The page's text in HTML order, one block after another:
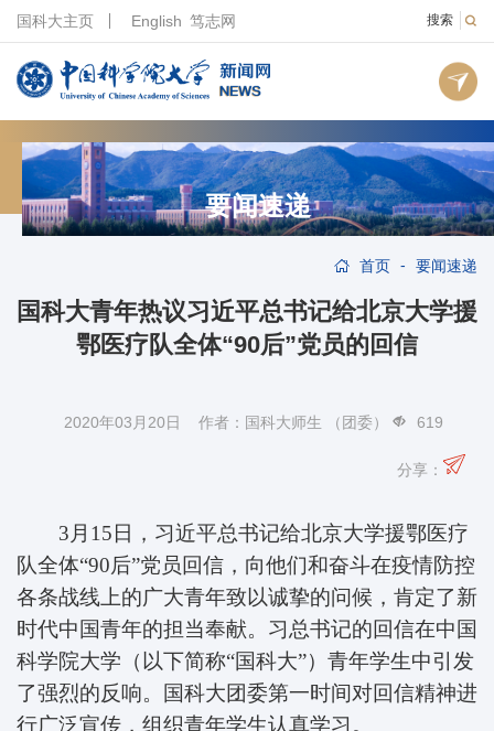
搜索
国科大主页 English 笃志网
要闻速递
首页 - 要闻速递
国科大青年热议习近平总书记给北京大学援
鄂医疗队全体“90后”党员的回信
2020年03月20日 作者：国科大师生 （团委） 619
分享：
3月15日，习近平总书记给北京大学援鄂医疗
队全体“90后”党员回信，向他们和奋斗在疫情防控
各条战线上的广大青年致以诚挚的问候，肯定了新
时代中国青年的担当奉献。习总书记的回信在中国
科学院大学（以下简称“国科大”）青年学生中引发
了强烈的反响。国科大团委第一时间对回信精神进
行广泛宣传，组织青年学生认真学习。